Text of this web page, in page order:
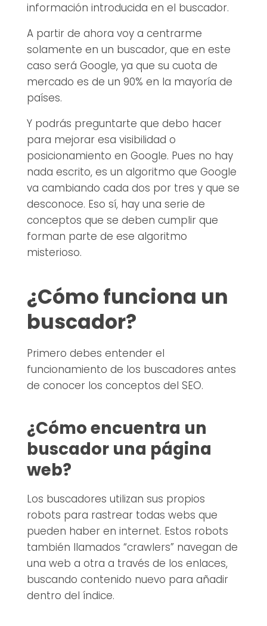
información introducida en el buscador.
A partir de ahora voy a centrarme
solamente en un buscador, que en este
caso será Google, ya que su cuota de
mercado es de un 90% en la mayoría de
países.
Y podrás preguntarte que debo hacer
para mejorar esa visibilidad o
posicionamiento en Google. Pues no hay
nada escrito, es un algoritmo que Google
va cambiando cada dos por tres y que se
desconoce. Eso sí, hay una serie de
conceptos que se deben cumplir que
forman parte de ese algoritmo
misterioso.
¿Cómo funciona un
buscador?
Primero debes entender el
funcionamiento de los buscadores antes
de conocer los conceptos del SEO.
¿Cómo encuentra un
buscador una página
web?
Los buscadores utilizan sus propios
robots para rastrear todas webs que
pueden haber en internet. Estos robots
también llamados “crawlers” navegan de
una web a otra a través de los enlaces,
buscando contenido nuevo para añadir
dentro del índice.